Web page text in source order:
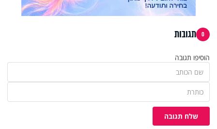
0 תגובות
הוסיפו תגובה
שלח תגובה